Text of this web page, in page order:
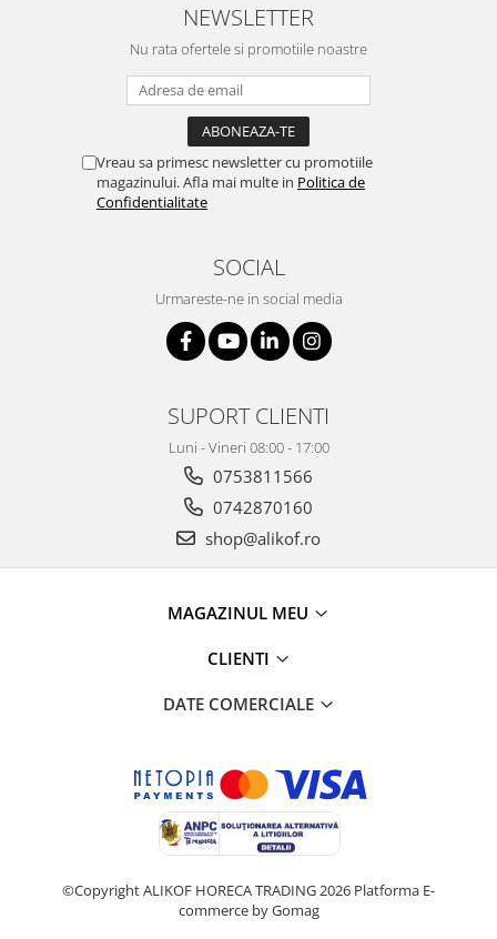
NEWSLETTER
Nu rata ofertele si promotiile noastre
Vreau sa primesc newsletter cu promotiile
magazinului. Afla mai multe in Politica de
Confidentialitate
SOCIAL
Urmareste-ne in social media
SUPORT CLIENTI
Luni - Vineri 08:00 - 17:00
0753811566
0742870160
shop@alikof.ro
MAGAZINUL MEU
CLIENTI
DATE COMERCIALE
©Copyright ALIKOF HORECA TRADING 2026 Platforma E-
commerce by Gomag